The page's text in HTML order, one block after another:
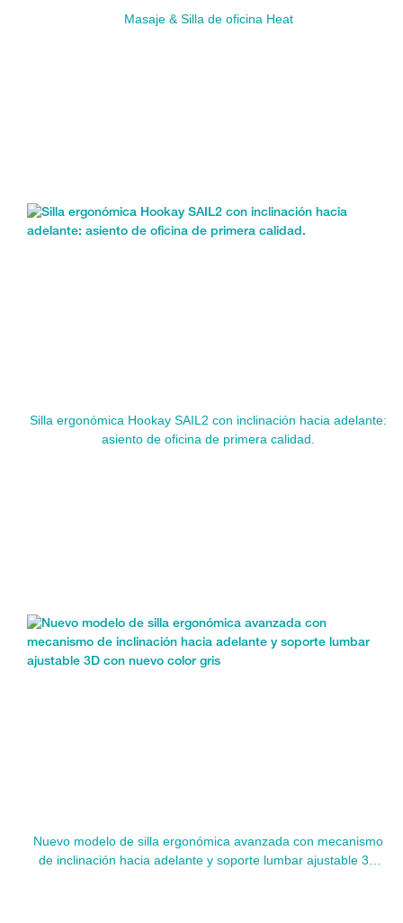
Masaje & Silla de oficina Heat
Silla ergonómica Hookay SAIL2 con inclinación hacia adelante:
asiento de oficina de primera calidad.
Nuevo modelo de silla ergonómica avanzada con mecanismo
de inclinación hacia adelante y soporte lumbar ajustable 3D